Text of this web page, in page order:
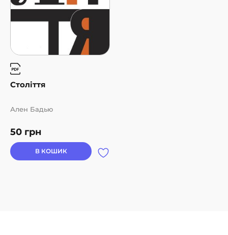
Французького інституту в Україні та видавничих
програм Французького інституту
Століття
50 грн
Ален Бадью
В КОШИК